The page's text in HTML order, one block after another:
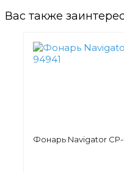
Вас также
Фонарь Navigator CP-